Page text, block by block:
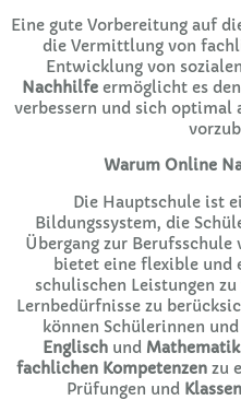
Eine gute Vorbereitung auf
die Vermittlung von
Entwicklung von
Nachhilfeermöglicht es
verbessern und sich
Warum Online
Die Hauptschule ist
Bildungssystem, die
Übergang zur Berufsschule
bietet eine flexible
schulischen Leistungen
Lernbedürfnisse zu
können Schülerinnen
Englischund Mathematik
fachlichen Kompetenzenzu
Prüfungen und